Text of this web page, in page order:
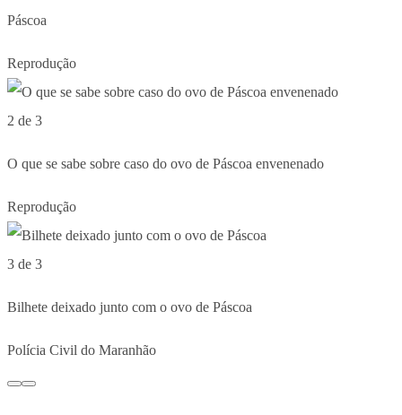
Páscoa
Reprodução
2 de 3
O que se sabe sobre caso do ovo de Páscoa envenenado
Reprodução
3 de 3
Bilhete deixado junto com o ovo de Páscoa
Polícia Civil do Maranhão